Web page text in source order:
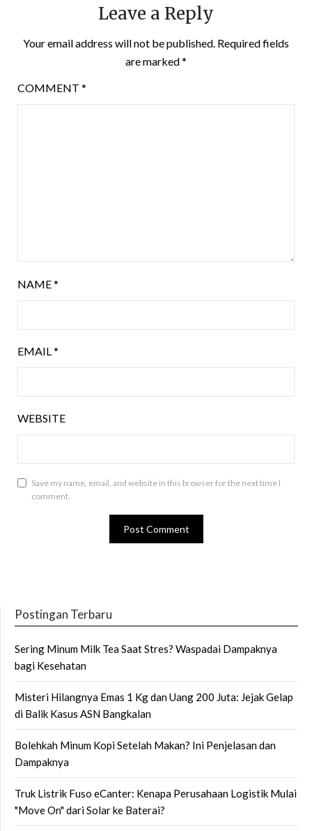
Leave a Reply
Your email address will not be published. Required fields
are marked*
COMMENT *
NAME*
EMAIL*
WEBSITE
Save my name, email, and website in this browser for the next time I
comment.
Postingan Terbaru
Sering Minum Milk Tea Saat Stres? Waspadai Dampaknya
bagi Kesehatan
Misteri Hilangnya Emas 1 Kg dan Uang 200 Juta: Jejak Gelap
di Balik Kasus ASN Bangkalan
Bolehkah Minum Kopi Setelah Makan? Ini Penjelasan dan
Dampaknya
Truk Listrik Fuso eCanter: Kenapa Perusahaan Logistik Mulai
"Move On" dari Solar ke Baterai?